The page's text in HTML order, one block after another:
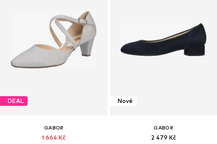
DEAL
GABOR
1 664 Kč
Nové
GABOR
2 479 Kč